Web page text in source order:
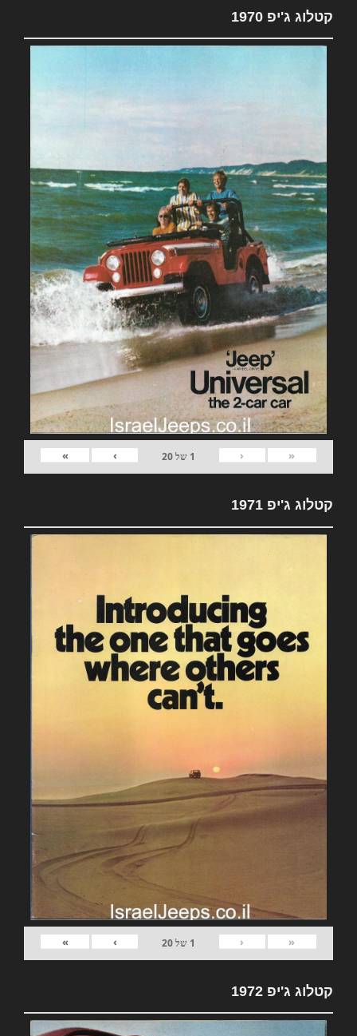
קטלוג ג'יפ 1970
«
‹
1 של20
›
»
קטלוג ג'יפ 1971
«
‹
1 של20
›
»
קטלוג ג'יפ 1972